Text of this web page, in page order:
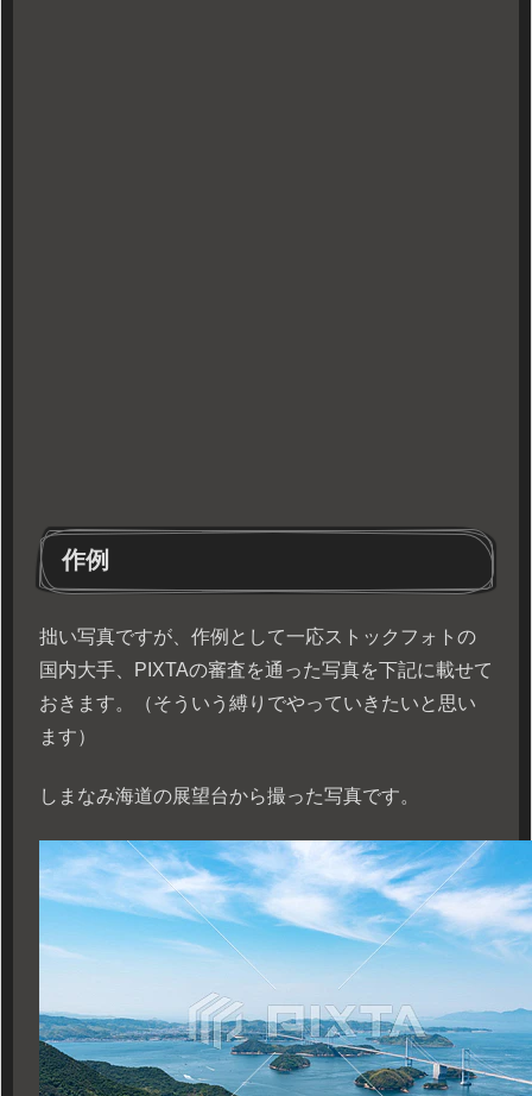
作例
拙い写真ですが、作例として一応ストックフォトの
国内大手、PIXTAの審査を通った写真を下記に載せて
おきます。（そういう縛りでやっていきたいと思い
ます）
しまなみ海道の展望台から撮った写真です。